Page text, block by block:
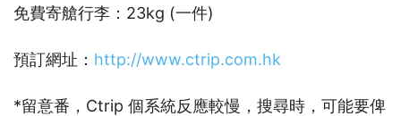
免費寄艙行李：23kg (一件)
預訂網址： http://www.ctrip.com.hk
*留意番，Ctrip 個系統反應較慢，搜尋時，可能要俾